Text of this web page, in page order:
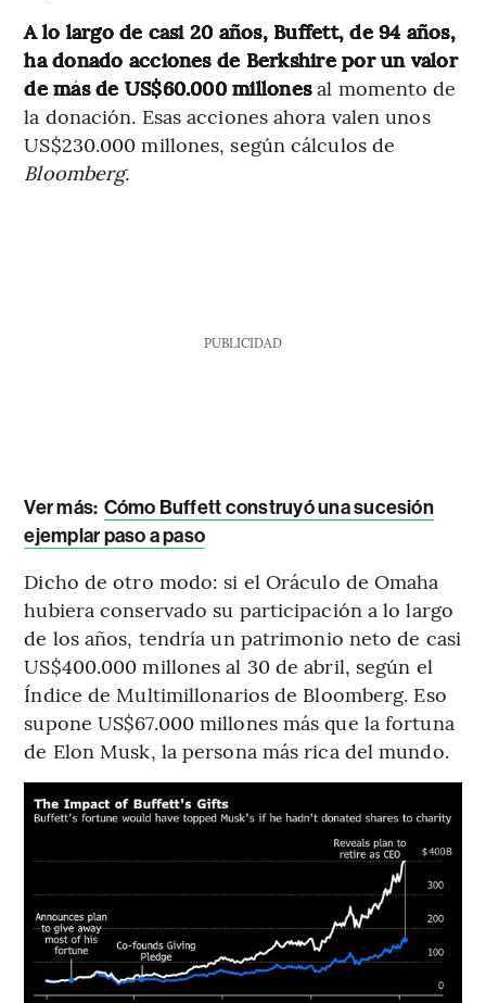
A lo largo de casi 20 años, Buffett, de 94 años,
ha donado acciones de Berkshire por un valor
de más de US$60.000 millonesal momento de
la donación. Esas acciones ahora valen unos
US$230.000 millones, según cálculos de
Bloomberg.
PUBLICIDAD
Ver más: Cómo Buffett construyó una sucesión
ejemplar paso a paso
Dicho de otro modo: si el Oráculo de Omaha
hubiera conservado su participación a lo largo
de los años, tendría un patrimonio neto de casi
US$400.000 millones al 30 de abril, según el
Índice de Multimillonarios de Bloomberg. Eso
supone US$67.000 millones más que la fortuna
de Elon Musk, la persona más rica del mundo.